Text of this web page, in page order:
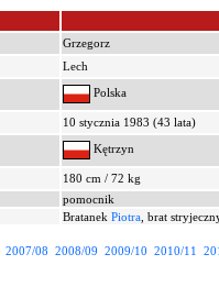
Grzegorz
Lech
Polska
10 stycznia 1983 (43 lata)
Kętrzyn
180 cm / 72 kg
pomocnik
Bratanek Piotra , brat
2007/08 2008/09 2009/10 2010/11